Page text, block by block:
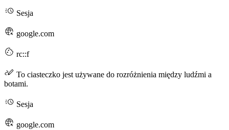
Sesja
google.com
rc::f
To ciasteczko jest używane do rozróżnienia między ludźmi a
botami.
Sesja
google.com